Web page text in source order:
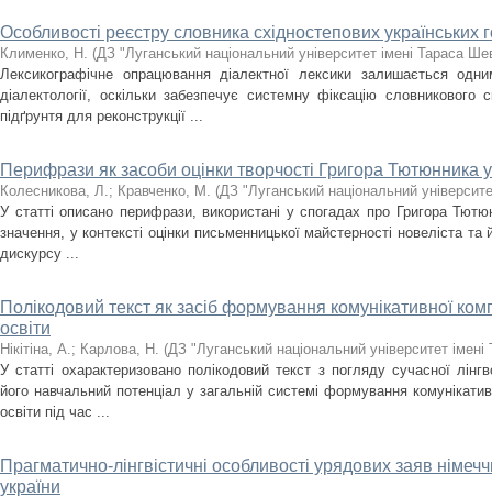
Особливості реєстру словника східностепових українських
Клименко, Н. (ДЗ "Луганський національний університет імені Тараса
Лексикографічне опрацювання діалектної лексики залишається
діалектології, оскільки забезпечує системну фіксацію словникового
підґрунтя для реконструкції ...
Перифрази як засоби оцінки творчості Григора Тютюнника
Колесникова, Л.; Кравченко, М. (ДЗ "Луганський національний
У статті описано перифрази, використані у спогадах про Григора
значення, у контексті оцінки письменницької майстерності новеліста
дискурсу ...
Полікодовий текст як засіб формування комунікативної
освіти
Нікітіна, А.; Карлова, Н. (ДЗ "Луганський національний університет
У статті охарактеризовано полікодовий текст з погляду сучасної
його навчальний потенціал у загальній системі формування
освіти під час ...
Прагматично-лінгвістичні особливості урядових заяв
україни